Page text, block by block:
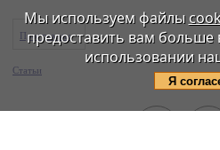
Программы
Статьи
Мы используем файлы
предоставить вам
использовании